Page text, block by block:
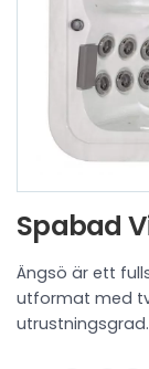
Spabad
Ängsö är ett
utformat med
utrustningsgrad.